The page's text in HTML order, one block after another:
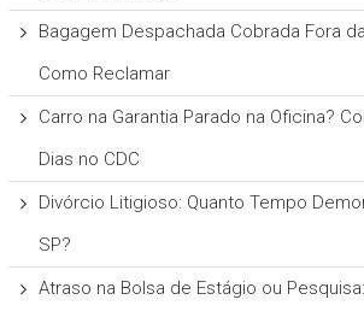
Bagagem Despachada Cobrada Fora
Como Reclamar
Carro na Garantia Parado na Oficina?
Dias no CDC
Divórcio Litigioso: Quanto Tempo
SP?
Atraso na Bolsa de Estágio ou